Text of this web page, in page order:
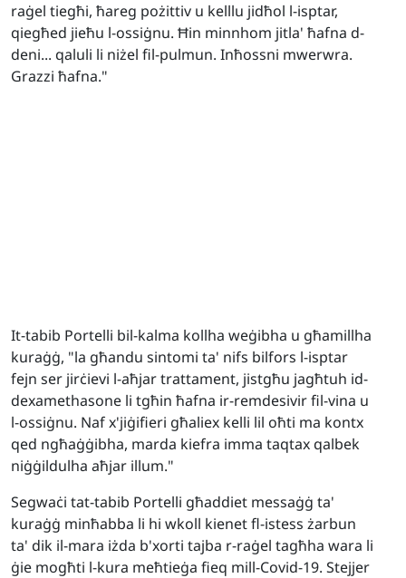
raġel tiegħi, ħareg pożittiv u kelllu jidħol l-isptar,
qiegħed jieħu l-ossiġnu. Ħin minnhom jitla' ħafna d-
deni... qaluli li niżel fil-pulmun. Inħossni mwerwra.
Grazzi ħafna."
It-tabib Portelli bil-kalma kollha weġibha u għamillha
kuraġġ, "la għandu sintomi ta' nifs bilfors l-isptar
fejn ser jirċievi l-aħjar trattament, jistgħu jagħtuh id-
dexamethasone li tgħin ħafna ir-remdesivir fil-vina u
l-ossiġnu. Naf x'jiġifieri għaliex kelli lil oħti ma kontx
qed ngħaġġibha, marda kiefra imma taqtax qalbek
niġġildulha aħjar illum."
Segwaċi tat-tabib Portelli għaddiet messaġġ ta'
kuraġġ minħabba li hi wkoll kienet fl-istess żarbun
ta' dik il-mara iżda b'xorti tajba r-raġel tagħha wara li
ġie mogħti l-kura meħtieġa fieq mill-Covid-19. Stejjer